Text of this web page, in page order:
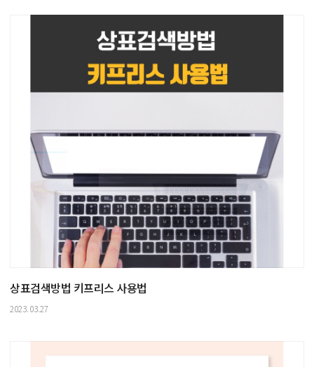
상표검색방법 키프리스 사용법
2023.03.27